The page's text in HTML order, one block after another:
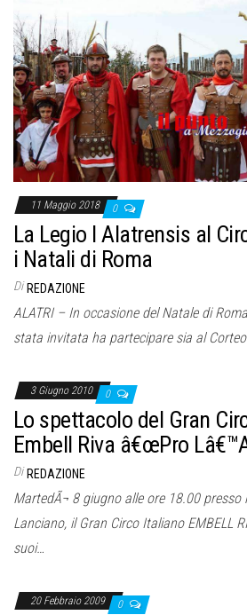
11 Maggio 2018 0
La Legio I Alatrensis al
i Natali di Roma
Di REDAZIONE
ALATRI – In occasione del Natale di
stata invitata ha partecipare sia al
3 Giugno 2010 0
Lo spettacolo del Gran
Embell Riva â€œPro
Di REDAZIONE
MartedÃ¬ 8 giugno alle ore 18.00 presso
Lanciano, il Gran Circo Italiano EMBELL
suoi…
20 Febbraio 2009 0